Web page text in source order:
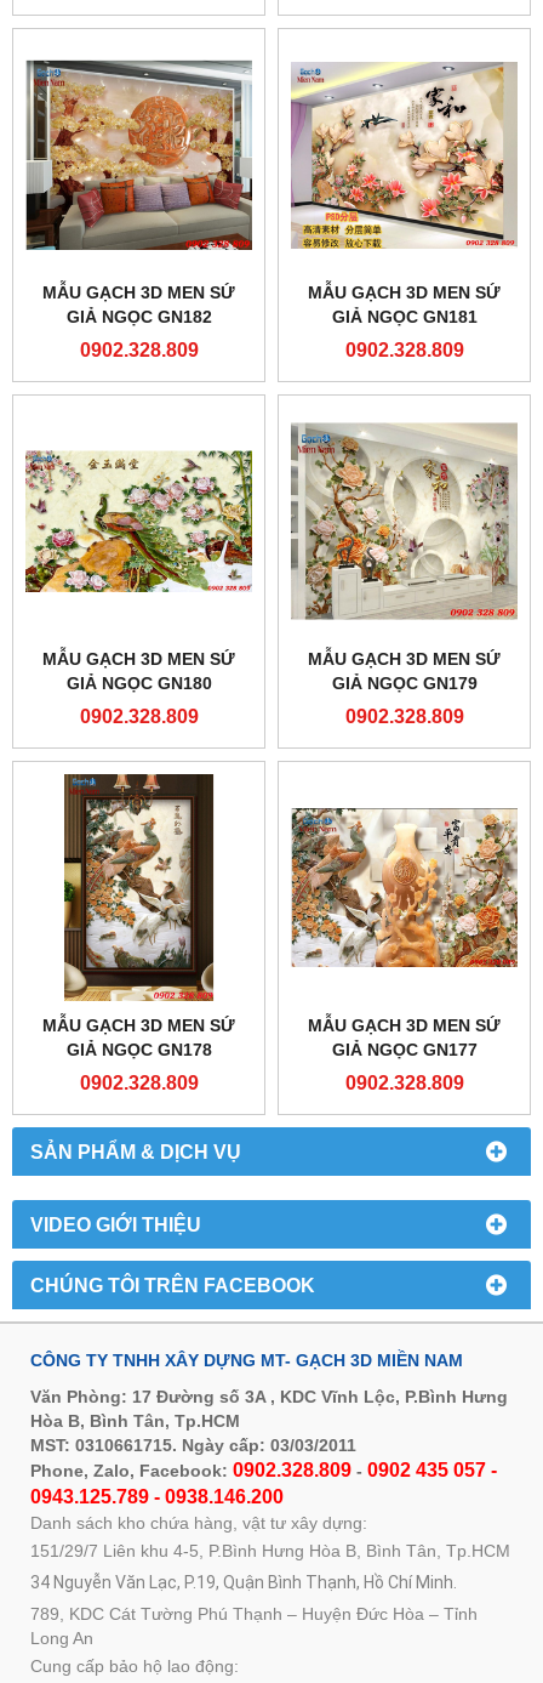
SẢN PHẨM & DỊCH VỤ
VIDEO GIỚI THIỆU
CHÚNG TÔI TRÊN FACEBOOK
MẪU GẠCH 3D MEN SỨ
GIẢ NGỌC GN182
0902.328.809
MẪU GẠCH 3D MEN SỨ
GIẢ NGỌC GN181
0902.328.809
MẪU GẠCH 3D MEN SỨ
GIẢ NGỌC GN180
0902.328.809
MẪU GẠCH 3D MEN SỨ
GIẢ NGỌC GN179
0902.328.809
MẪU GẠCH 3D MEN SỨ
GIẢ NGỌC GN178
0902.328.809
MẪU GẠCH 3D MEN SỨ
GIẢ NGỌC GN177
0902.328.809
CÔNG TY TNHH XÂY DỰNG MT- GẠCH 3D MIỀN NAM
Văn Phòng: 17 Đường số 3A , KDC Vĩnh Lộc, P.Bình Hưng
Hòa B, Bình Tân, Tp.HCM
MST: 0310661715. Ngày cấp: 03/03/2011
Phone, Zalo, Facebook: 0902.328.809 - 0902 435 057 -
0943.125.789 - 0938.146.200
Danh sách kho chứa hàng, vật tư xây dựng:
151/29/7 Liên khu 4-5, P.Bình Hưng Hòa B, Bình Tân, Tp.HCM
34 Nguyễn Văn Lạc, P.19, Quận Bình Thạnh, Hồ Chí Minh.
789, KDC Cát Tường Phú Thạnh – Huyện Đức Hòa – Tỉnh
Long An
Cung cấp bảo hộ lao động: